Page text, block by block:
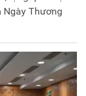
Ngày Thương